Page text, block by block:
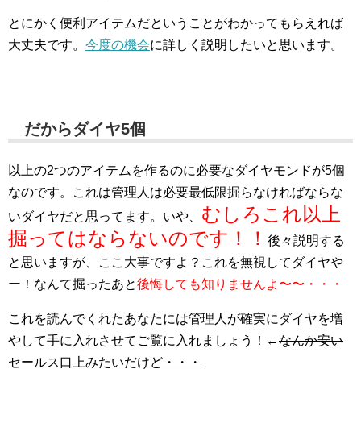
とにかく便利アイテムだということがわかってもらえれば
大丈夫です。 今度の機会に詳しく説明したいと思います。
だからダイヤ5個
以上の2つのアイテムを作るのに必要なダイヤモンドが5個
なのです。これは管理人は必要最低限掘らなければならな
いダイヤだと思ってます。いや、 むしろこれ以上
掘ってはならないのです！！ 後々説明する
と思いますが、ここ大事ですよ？これを無視してダイヤや
ー！なんて掘ったあと後悔しても知りませんよ〜〜・・・
これを読んでくれたあなたには管理人が確実にダイヤを増
やして手に入れさせてご覧に入れましょう！←なんか安い
セールス口上みたいだけど・・・